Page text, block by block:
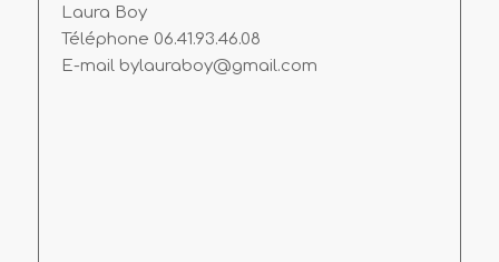
Laura Boy
Téléphone 06.41.93.46.08
E-mail bylauraboy@gmail.com